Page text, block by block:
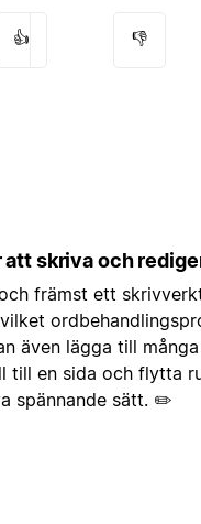
👍 👎
att skriva och
främst ett
även lägga till
till en sida och flytta
spännande sätt. ✏️